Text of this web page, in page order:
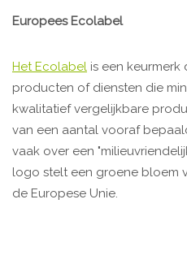
Europees Ecolabel
Het Ecolabel is een
producten of diensten die
kwalitatief vergelijkbare
van een aantal vooraf
vaak over een
logo stelt een groene bloem
de Europese Unie.